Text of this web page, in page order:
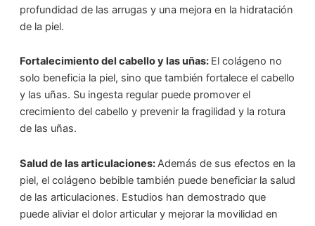
profundidad de las arrugas y una mejora en la hidratación
de la piel.
Fortalecimiento del cabello y las uñas: El colágeno no
solo beneficia la piel, sino que también fortalece el cabello
y las uñas. Su ingesta regular puede promover el
crecimiento del cabello y prevenir la fragilidad y la rotura
de las uñas.
Salud de las articulaciones:Además de sus efectos en la
piel, el colágeno bebible también puede beneficiar la salud
de las articulaciones. Estudios han demostrado que
puede aliviar el dolor articular y mejorar la movilidad en